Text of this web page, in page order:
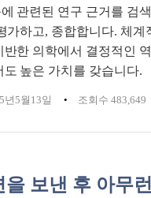
관련된 연구 근거를 검
가하고, 종합합니다. 체계
한 의학에서 결정적인
도 높은 가치를 갖습니다.
년5월13일 조회수 483,649
보낸 후 아무